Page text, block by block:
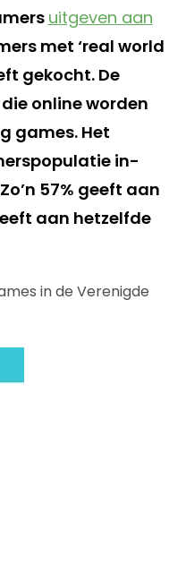
uitgeven aan
met ‘real world
gekocht. De
online worden
games. Het
in-
57% geeft aan
aan hetzelfde
in de Verenigde